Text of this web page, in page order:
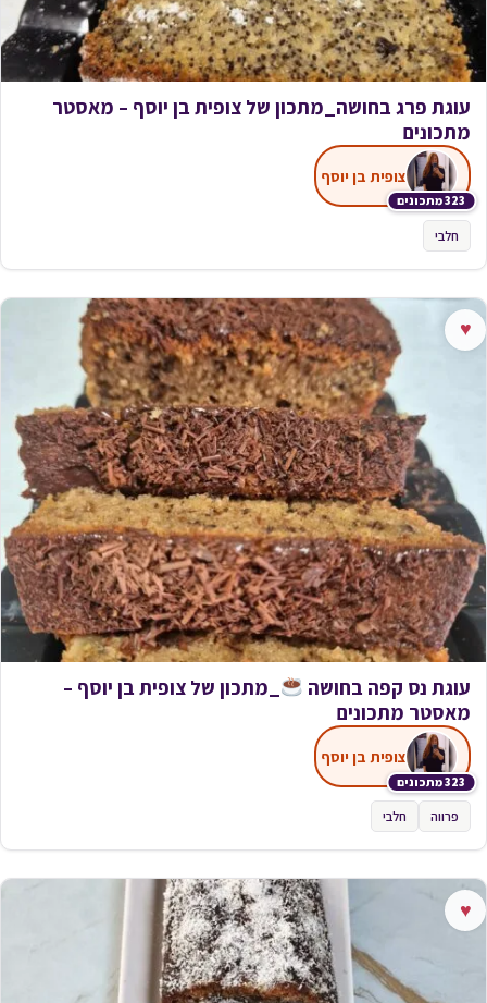
עוגת פרג בחושה_מתכון של צופית בן יוסף – מאסטר
מתכונים
323 מתכונים
צופית בן יוסף
חלבי
♥
עוגת נס קפה בחושה
_מתכון של צופית בן יוסף –
מאסטר מתכונים
323 מתכונים
צופית בן יוסף
פרווה חלבי
♥